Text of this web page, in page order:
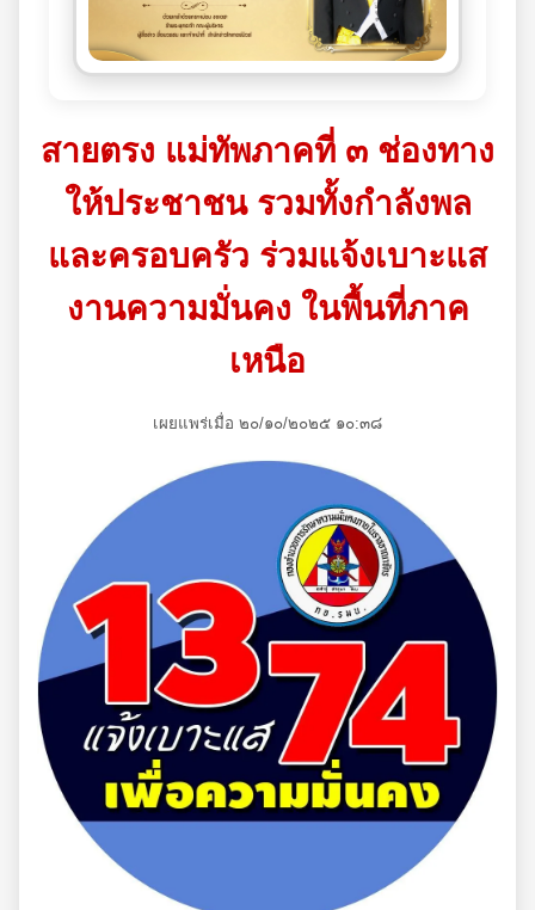
สายตรง แม่ทัพภาคที่ ๓ ช่องทาง
ให้ประชาชน รวมทั้งกำลังพล
และครอบครัว ร่วมแจ้งเบาะแส
งานความมั่นคง ในพื้นที่ภาค
เหนือ
เผยแพร่เมื่อ ๒๐/๑๐/๒๐๒๕ ๑๐:๓๘